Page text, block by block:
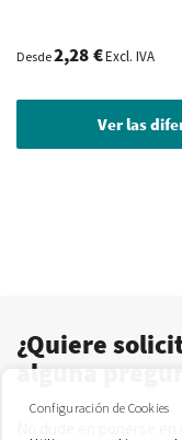
Desde2,28 €Excl. IVA
Ver las
¿Quiere
alguna
Configuración de Cookies